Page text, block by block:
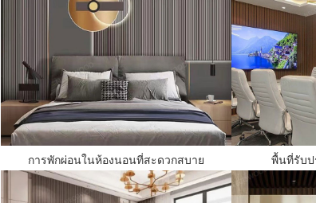
การพักผ่อนในห้องนอนที่สะดวกสบาย พื้นที่รับป